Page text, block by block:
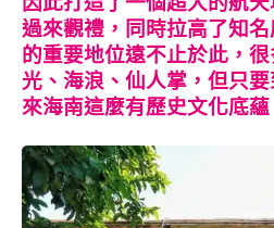
過來觀禮，同時拉高了知
的重要地位遠不止於此，
光、海浪、仙人掌，但只
來海南這麼有歷史文化底蘊